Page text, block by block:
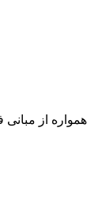
همواره از